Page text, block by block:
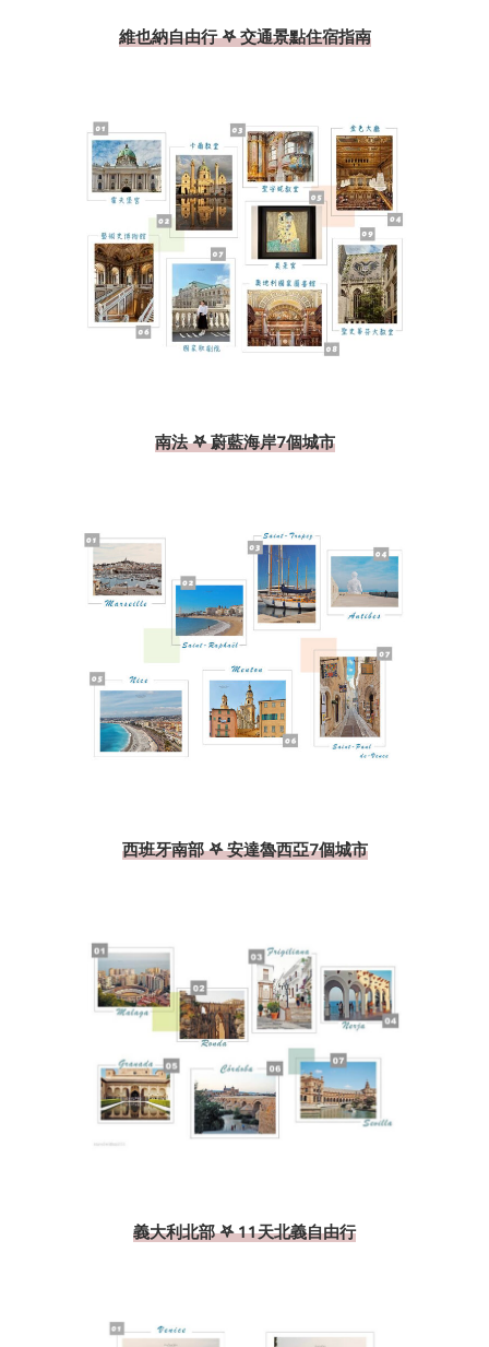
維也納自由行 𖤐 交通景點住宿指南
南法 𖤐 蔚藍海岸7個城市
西班牙南部 𖤐 安達魯西亞7個城市
義大利北部 𖤐 11天北義自由行